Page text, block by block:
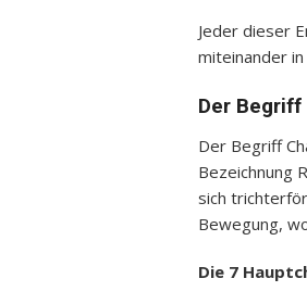
Jeder dieser
miteinander
Der Begriff
Der Begriff
Bezeichnung
sich
Bewegung,
Die 7